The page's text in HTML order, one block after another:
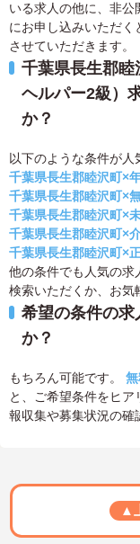
いる求人の他に、非公
にお申し込みいただ
させていただきます。
千葉県長生郡
ヘルパー2級）
か？
以下のような条件が人
千葉県長生郡睦沢町×
千葉県長生郡睦沢町×
千葉県長生郡睦沢町×
千葉県長生郡睦沢町×
千葉県長生郡睦沢町×
他の条件でも人気の求
検索いただくか、お気
希望の条件の
か？
もちろん可能です。
と、ご希望条件をヒ
報収集や募集状況の確
▲